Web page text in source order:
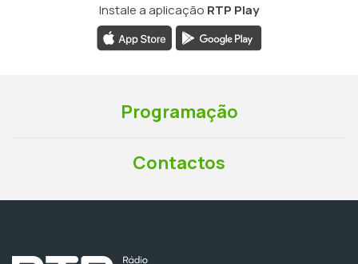
Instale a aplicação RTP Play
Programação
Contactos